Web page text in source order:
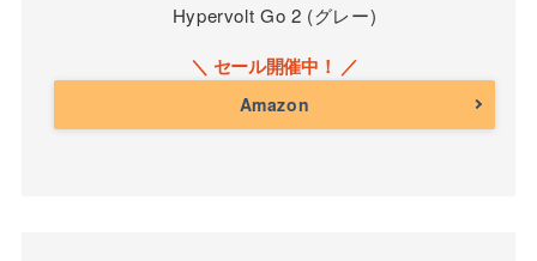
Hypervolt Go 2 (グレー)
Amazon